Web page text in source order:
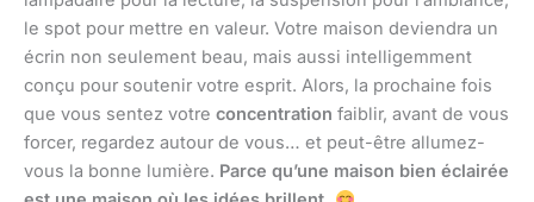
le spot pour mettre en valeur. Votre maison deviendra un
écrin non seulement beau, mais aussi intelligemment
conçu pour soutenir votre esprit. Alors, la prochaine fois
que vous sentez votre concentration faiblir, avant de vous
forcer, regardez autour de vous… et peut-être allumez-
vous la bonne lumière. Parce qu’une maison bien éclairée